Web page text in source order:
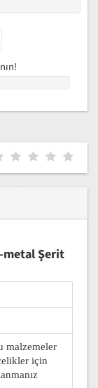
metal Şerit
malzemeler
için